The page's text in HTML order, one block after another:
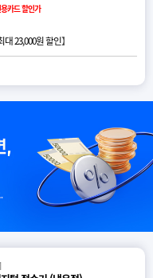
카드 할인가
대 23,000원 할인】